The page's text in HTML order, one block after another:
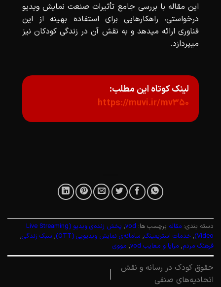
این مقاله با بررسی جامع تأثیرات صنعت نمایش ویدیو
درخواستی، راهکارهایی برای استفاده بهینه از این
فناوری ارائه میدهد و به نقش آن در زندگی کودکان نیز
میپردازد.
لینک کوتاه این مطلب:
https://muvi.ir/mv350
دسته بندی: مقاله برچسب ها: vod
,
پخش زنده‌ی ویدیو (Live Streaming
Video)
, خدمات استریمینگ, سامانه‌ی نمایش ویدیویی (OTT) , سبک زندگی,
فرهنگ مردم, مزایا و معایب vod , مووی
حقوق کودک در رسانه و نقش
اتحادیه‌های صنفی